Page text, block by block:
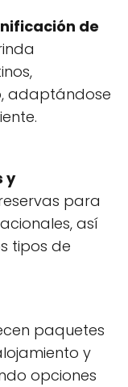
de
adaptándose
y
para
así
tipos de
paquetes
y
opciones